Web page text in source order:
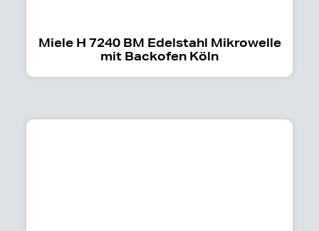
Miele H 7240 BM Edelstahl Mikrowelle
mit Backofen Köln